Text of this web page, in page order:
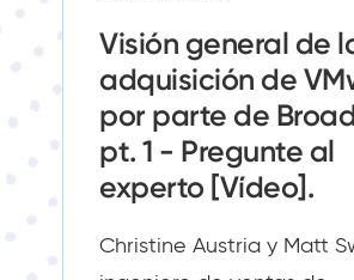
Visión general de
adquisición de
por parte de
pt. 1 - Pregunte al
experto [Vídeo].
Christine Austria y Matt